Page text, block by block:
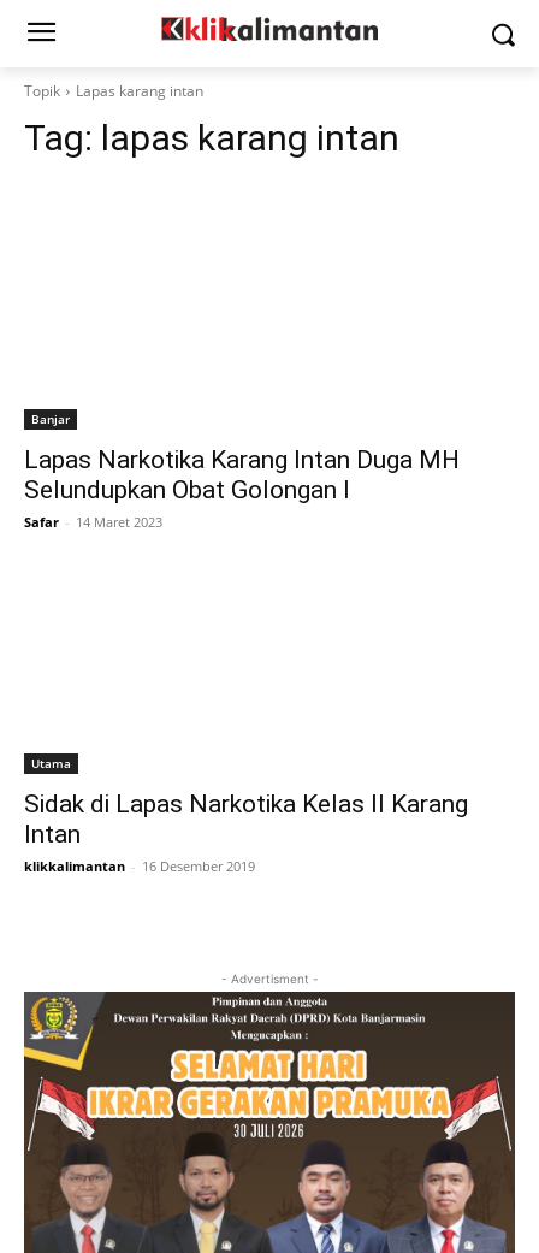
Topik Lapas karang intan
Tag: lapas karang intan
Banjar
Lapas Narkotika Karang Intan Duga MH
Selundupkan Obat Golongan I
Safar - 14 Maret 2023
Utama
Sidak di Lapas Narkotika Kelas II Karang
Intan
klikkalimantan - 16 Desember 2019
- Advertisment -